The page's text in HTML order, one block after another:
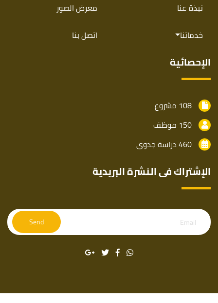
نبذة عنا
خدماتنا
معرض الصور
اتصل بنا
الإحصائية
الإشتراك فى النشرة البريدية
Email